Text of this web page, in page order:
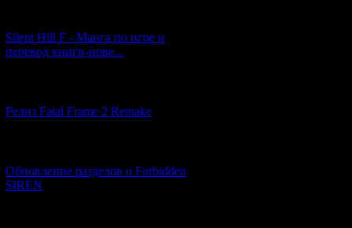
Silent Hill F - Манга по игре и
перевод книги-нове...
Релиз Fatal Frame 2 Remake
Обновление разделов о Forbidden
SIREN